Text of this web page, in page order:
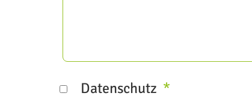
Datenschutz